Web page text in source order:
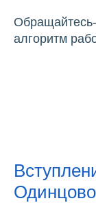
алгоритм
Одинцово